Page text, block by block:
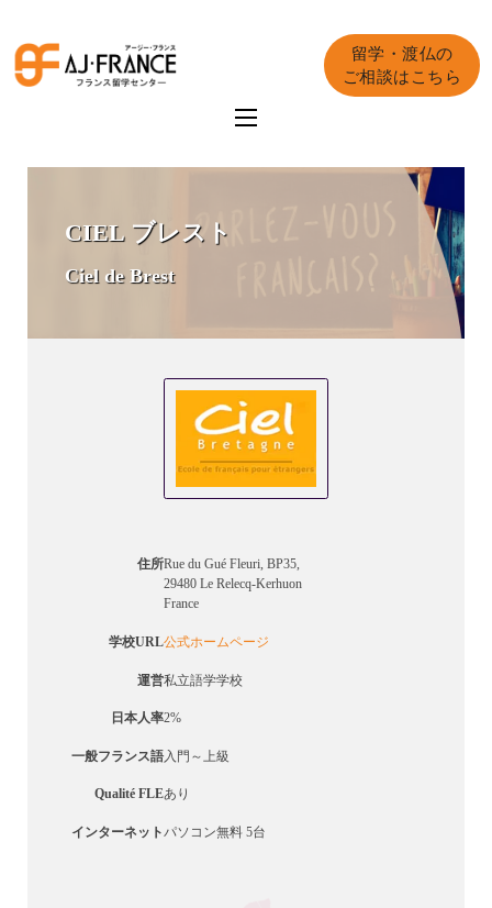
留学・渡仏の
ご相談はこちら
CIEL ブレスト
Ciel de Brest
住所Rue du Gué Fleuri, BP35,
29480 Le Relecq-Kerhuon
France
学校URL公式ホームページ
運営私立語学学校
日本人率2%
一般フランス語入門～上級
Qualité FLEあり
インターネット パソコン無料 5台